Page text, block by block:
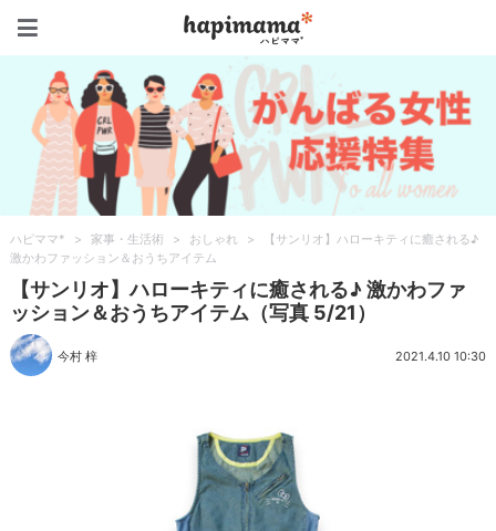
ハピママ* > 家事・生活術 > おしゃれ >
【サンリオ】ハローキティに癒される♪
激かわファッション＆おうちアイテム
【サンリオ】ハローキティに癒される♪ 激かわファ
ッション＆おうちアイテム（写真 5/21）
今村 梓 2021.4.10 10:30